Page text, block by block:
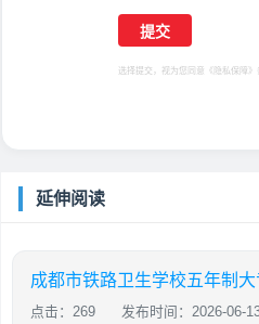
选择提交，视为您同意 《隐私保障》
延伸阅读
点击：269 发布时间：2026-06-